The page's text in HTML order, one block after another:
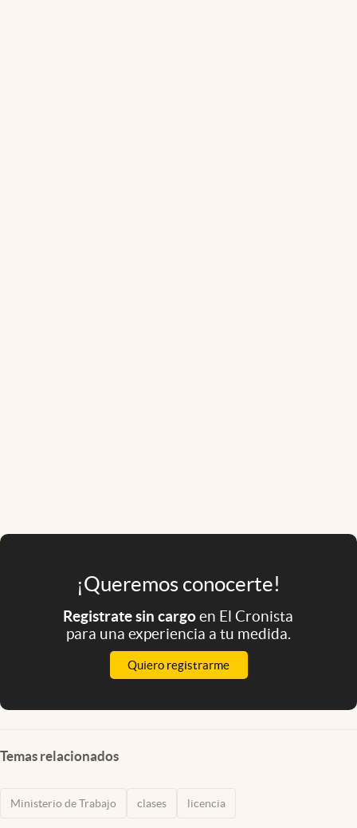
¡Queremos conocerte!
Registrate sin cargoen El Cronista
para una experiencia a tu medida.
Quiero registrarme
Temas relacionados
Ministerio de Trabajo clases licencia